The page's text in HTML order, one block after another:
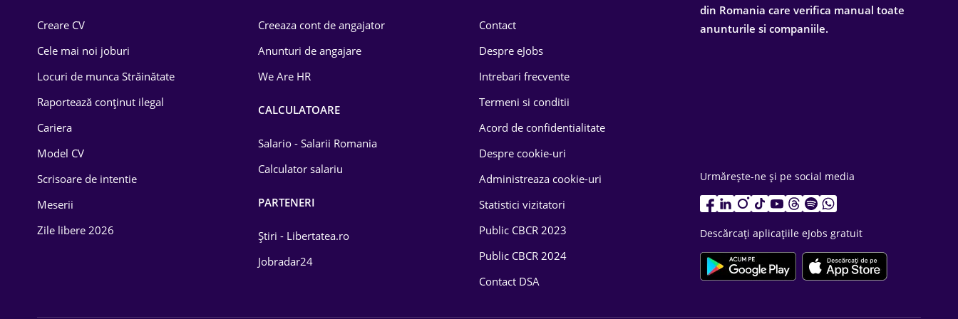
Drept
Educație / Training
Energetică
Farma
Creare CV
Cele mai noi joburi
Locuri de munca Străinătate
Raportează conținut ilegal
Cariera
Model CV
Scrisoare de intentie
Meserii
Zile libere 2026
Creeaza cont de angajator
Anunturi de angajare
We Are HR
CALCULATOARE
Salario - Salarii Romania
Calculator salariu
PARTENERI
Știri - Libertatea.ro
Jobradar24
Contact
Despre eJobs
Intrebari frecvente
Termeni si conditii
Acord de confidentialitate
Despre cookie-uri
Administreaza cookie-uri
Statistici vizitatori
Public CBCR 2023
Public CBCR 2024
Contact DSA
din Romania care verifica manual toate
anunturile si companiile.
Urmărește-ne și pe social media
Descărcați aplicațiile eJobs gratuit